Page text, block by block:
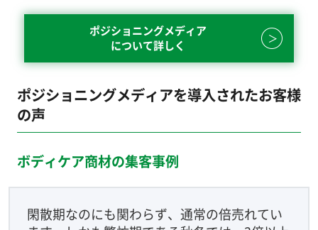
ポジショニングメディア
について詳しく
ポジショニングメディアを導入されたお客様
の声
ボディケア商材の集客事例
閑散期なのにも関わらず、通常の倍売れてい